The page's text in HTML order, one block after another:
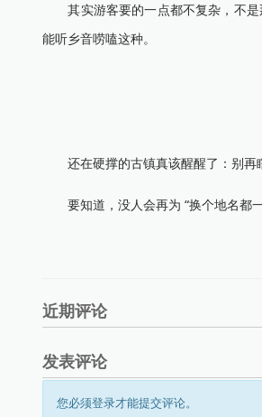
其实游客要的一点都不复杂，不是
能听乡音唠嗑这种。
还在硬撑的古镇真该醒醒了：别再
要知道，没人会再为 “换个地名都一
近期评论
发表评论
您必须登录才能提交评论。